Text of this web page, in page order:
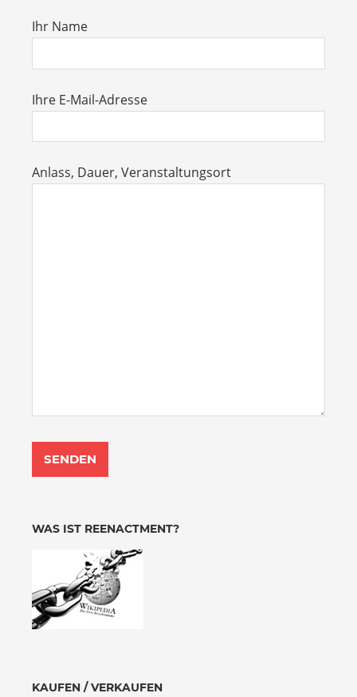
Ihr Name
Ihre E-Mail-Adresse
Anlass, Dauer, Veranstaltungsort
WAS IST REENACTMENT?
KAUFEN / VERKAUFEN